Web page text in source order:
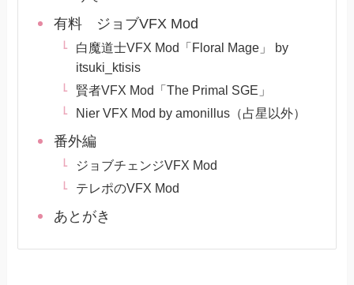
有料 ジョブVFX Mod
白魔道士VFX Mod「Floral Mage」 by
itsuki_ktisis
賢者VFX Mod「The Primal SGE」
Nier VFX Mod by amonillus（占星以外）
番外編
ジョブチェンジVFX Mod
テレポのVFX Mod
あとがき